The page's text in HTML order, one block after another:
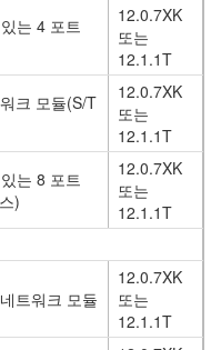
는 4 포트
12.0.7XK
또는
12.1.1T
크 모듈(S/T
12.0.7XK
또는
12.1.1T
는 8 포트
)
12.0.7XK
또는
12.1.1T
트워크 모듈
12.0.7XK
또는
12.1.1T